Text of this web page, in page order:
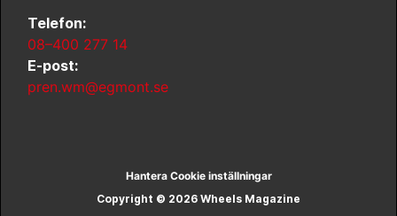
Telefon:
08–400 277 14
E-post:
pren.wm@egmont.se
Hantera Cookie inställningar
Copyright © 2026 Wheels Magazine